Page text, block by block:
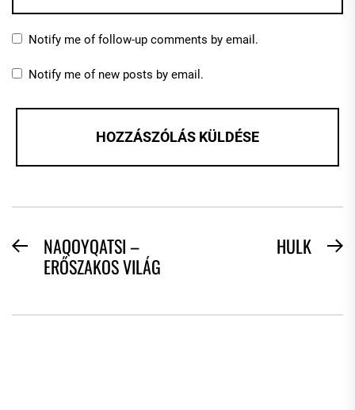
Notify me of follow-up comments by email.
Notify me of new posts by email.
BEJEGYZÉS
NAVIGÁCIÓ
PreviousNAQOYQATSI –
ERŐSZAKOS VILÁG
HULK